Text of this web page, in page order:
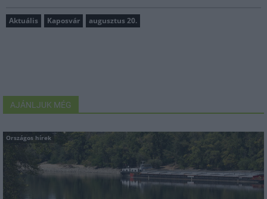
Aktuális Kaposvár augusztus 20.
AJÁNLJUK MÉG
Országos hírek